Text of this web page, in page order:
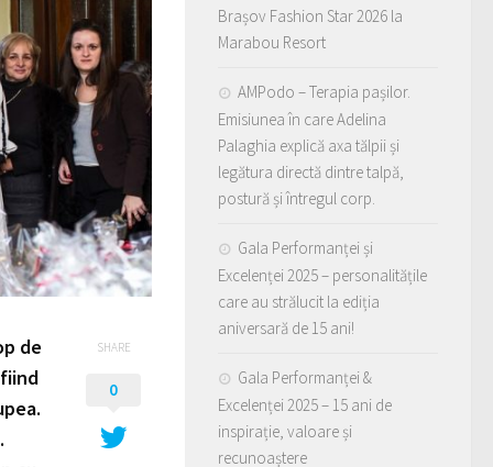
de
SHARE
0
Brașov Fashion Star 2026 la
Marabou Resort
AMPodo – Terapia pașilor.
Emisiunea în care Adelina
Palaghia explică axa tălpii și
legătura directă dintre talpă,
postură și întregul corp.
Gala Performanței și
Excelenței 2025 – personalitățile
care au strălucit la ediția
aniversară de 15 ani!
Gala Performanței &
Excelenței 2025 – 15 ani de
inspirație, valoare și
recunoaștere